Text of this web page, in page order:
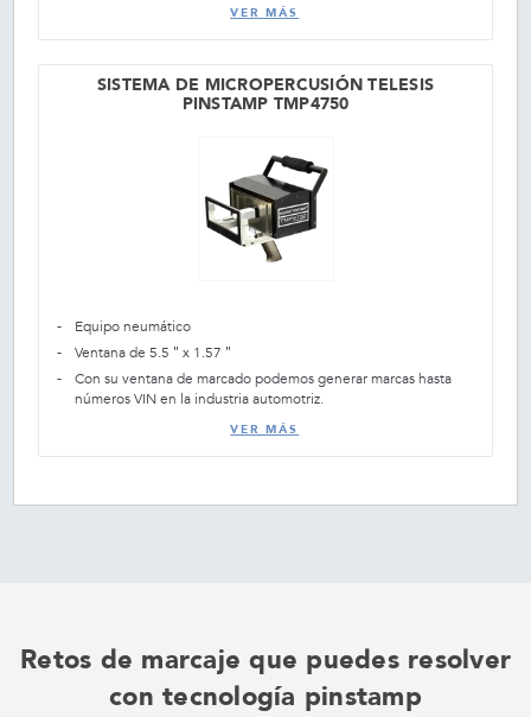
VER MÁS
SISTEMA DE MICROPERCUSIÓN TELESIS
PINSTAMP TMP4750
Equipo neumático
Ventana de 5.5 ″ x 1.57 ″
Con su ventana de marcado podemos generar marcas hasta
números VIN en la industria automotriz.
VER MÁS
Retos de marcaje que puedes resolver
con tecnología pinstamp